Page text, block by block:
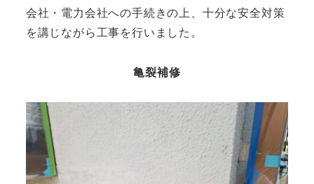
会社・電力会社への手続きの上、十分な安全対策
を講じながら工事を行いました。
亀裂補修